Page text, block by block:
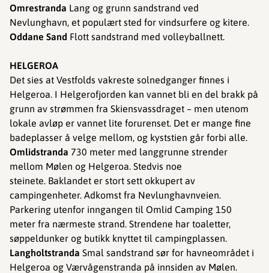
Omrestranda Lang og grunn sandstrand ved
Nevlunghavn, et populært sted for vindsurfere og kitere.
Oddane Sand Flott sandstrand med volleyballnett.
HELGEROA
Det sies at Vestfolds vakreste solnedganger finnes i
Helgeroa. I Helgerofjorden kan vannet bli en del brakk på
grunn av strømmen fra Skiensvassdraget – men utenom
lokale avløp er vannet lite forurenset. Det er mange fine
badeplasser å velge mellom, og kyststien går forbi alle.
Omlidstranda 730 meter med langgrunne strender
mellom Mølen og Helgeroa. Stedvis noe
steinete. Baklandet er stort sett okkupert av
campingenheter. Adkomst fra Nevlunghavnveien.
Parkering utenfor inngangen til Omlid Camping 150
meter fra nærmeste strand. Strendene har toaletter,
søppeldunker og butikk knyttet til campingplassen.
Langholtstranda Smal sandstrand sør for havneområdet i
Helgeroa og Værvågenstranda på innsiden av Mølen.